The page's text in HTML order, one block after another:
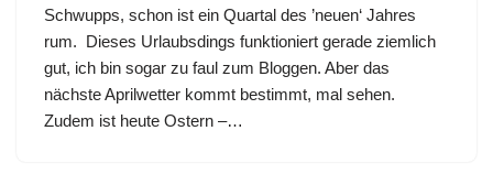
Schwupps, schon ist ein Quartal des ’neuen‘ Jahres
rum. Dieses Urlaubsdings funktioniert gerade ziemlich
gut, ich bin sogar zu faul zum Bloggen. Aber das
nächste Aprilwetter kommt bestimmt, mal sehen.
Zudem ist heute Ostern –…